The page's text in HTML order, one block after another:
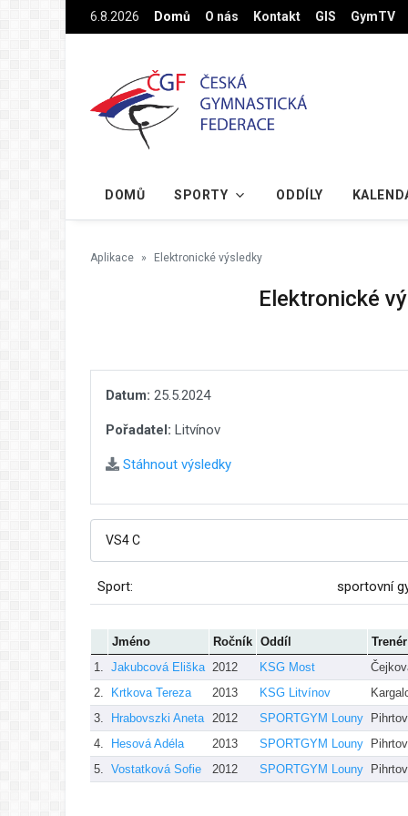
Na hlavní obsah6.8.2026 Domů O nás Kontakt GIS GymTV
DOMŮ SPORTY ODDÍLY
Aplikace Elektronické výsledky
Elektronické
Datum: 25.5.2024
Pořadatel: Litvínov
Stáhnout výsledky
Sport: sportovní
Jméno Ročník Oddíl
Trenér
1.
Jakubcová Eliška 2012 KSG Most
2.
Krtkova Tereza 2013 KSG Litvínov
3.
Hrabovszki Aneta 2012 SPORTGYM Louny
4.
Hesová Adéla 2013 SPORTGYM Louny
5.
Vostatková Sofie 2012 SPORTGYM Louny